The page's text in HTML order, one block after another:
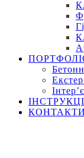
КОНТАКТИ